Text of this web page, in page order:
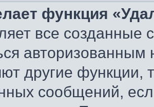
функция
все созданные
другие функции,
сообщений,